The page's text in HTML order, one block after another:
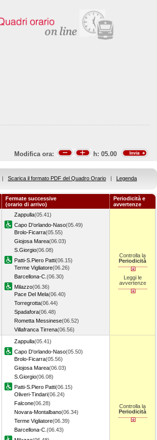
Modifica ora: h: 05.00
| Scarica il formato PDF del Quadro Orario | Legenda
Fermate successive
(orario di arrivo)
Periodicità e
avvertenze
Zappulla(05.41)
Capo D'orlando-Naso(05.49)
Brolo-Ficarra(05.55)
Giojosa Marea(06.03)
S.Giorgio(06.08)
Patti-S.Piero Patti(06.15)
Terme Vigliatore(06.26)
Barcellona-C. (06.30)
Milazzo(06.36)
Pace Del Mela(06.40)
Torregrotta(06.44)
Spadafora(06.48)
Rometta Messinese(06.52)
Villafranca Tirrena(06.56)
Controlla la
Periodicità
Leggi le
avvertenze
Zappulla(05.41)
Capo D'orlando-Naso(05.50)
Brolo-Ficarra(05.56)
Giojosa Marea(06.03)
S.Giorgio(06.08)
Patti-S.Piero Patti(06.15)
Oliveri-Tindari(06.24)
Falcone(06.28)
Novara-Montalbano(06.34)
Terme Vigliatore(06.39)
Barcellona-C. (06.43)
Controlla la
Periodicità